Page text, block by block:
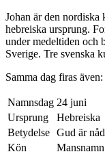
Johan är den nordiska
hebreiska ursprung.
under medeltiden och
Sverige. Tre svenska
Samma dag firas även:
Namnsdag 24 juni
Ursprung
Hebreiska
Betydelse Gud är
Kön
Mansnamn